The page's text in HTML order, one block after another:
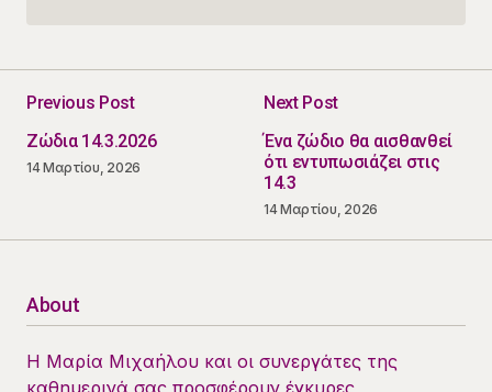
Previous Post
Ζώδια 14.3.2026
14 Μαρτίου, 2026
Next Post
Ένα ζώδιο θα αισθανθεί
ότι εντυπωσιάζει στις
14.3
14 Μαρτίου, 2026
About
Η Μαρία Μιχαήλου και οι συνεργάτες της
καθημερινά σας προσφέρουν έγκυρες